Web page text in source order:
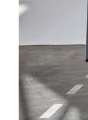
Test
Δοκιμή
Αποστολή